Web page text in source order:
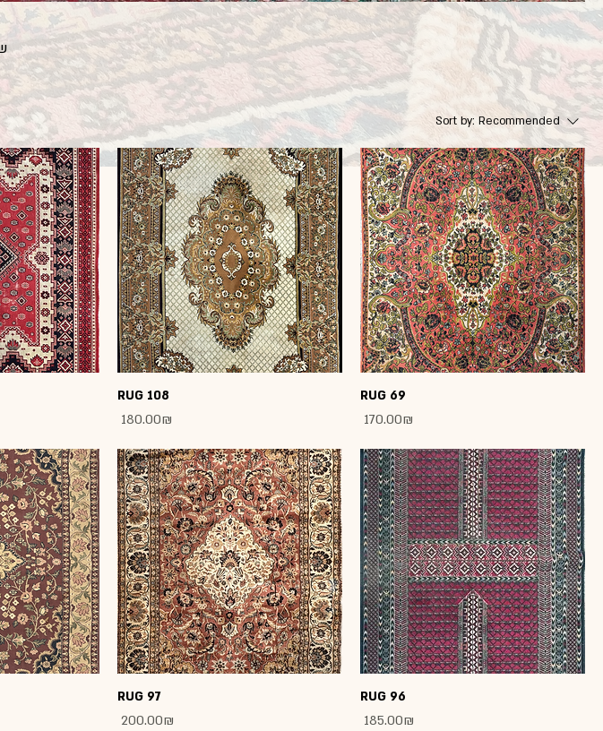
Sort by: Recommended
RUG 108
Price ‏180.00 ‏₪
RUG 69
Price ‏170.00 ‏₪
RUG 97
Price ‏200.00 ‏₪
RUG 96
Price ‏185.00 ‏₪